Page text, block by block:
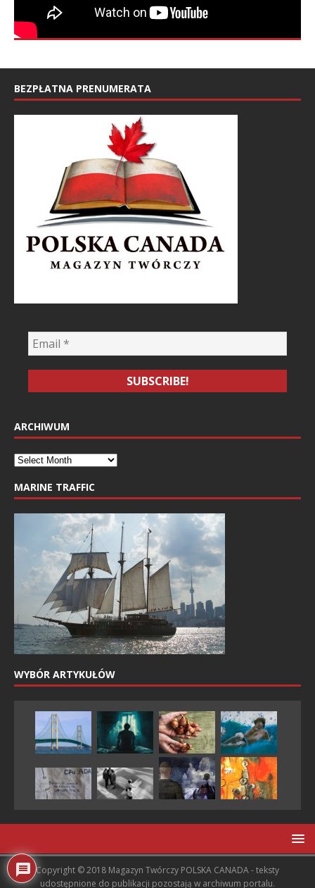
BEZPŁATNA PRENUMERATA
ARCHIWUM
MARINE TRAFFIC
WYBÓR ARTYKUŁÓW
Copyright © 2018 Magazyn Twórczy POLSKA CANADA - teksty
udostępnione do publikacji pozostają w archiwum portalu.